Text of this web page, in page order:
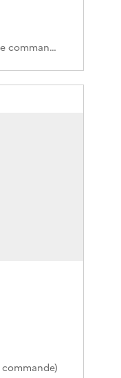
499PO/1/1-679 (Cote de commande)
commande)